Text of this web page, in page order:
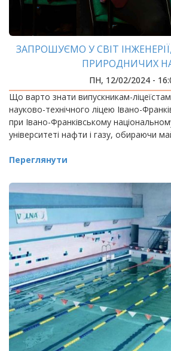
ЗАПРОШУЄМО У СВІТ
ПРИРОДНИЧИХ
ПН, 12/02/2024 -
Що варто знати випускникам-
науково-технічного ліцею Івано-
при Івано-Франківському
університеті нафти і газу, обираючи
Переглянути